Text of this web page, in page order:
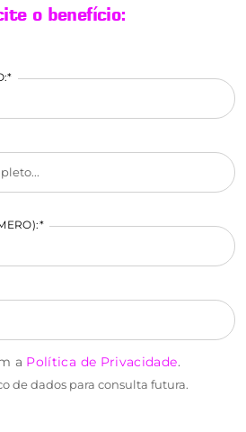
o benefício:
a Política de Privacidade.
de dados para consulta futura.